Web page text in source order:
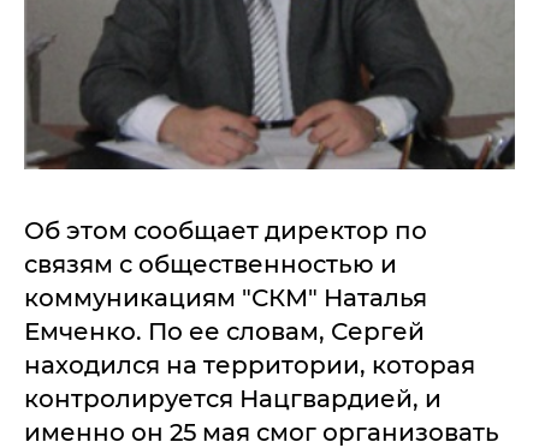
Об этом сообщает директор по
связям с общественностью и
коммуникациям "СКМ" Наталья
Емченко. По ее словам, Сергей
находился на территории, которая
контролируется Нацгвардией, и
именно он 25 мая смог организовать